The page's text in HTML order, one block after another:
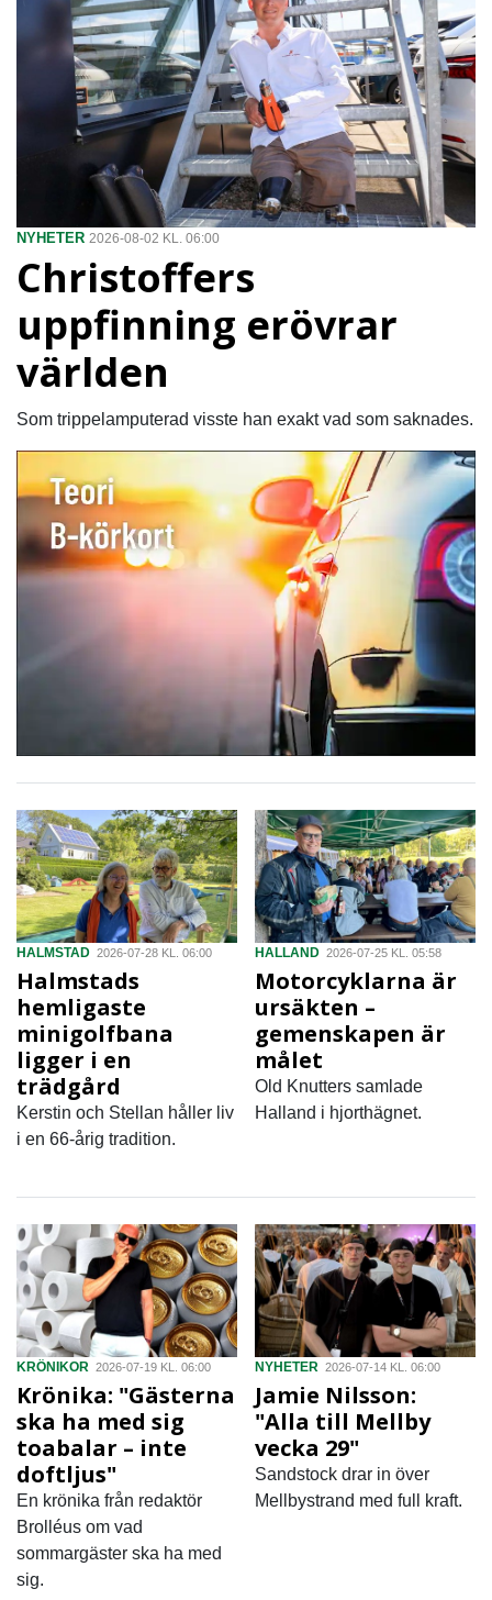
NYHETER 2026-08-02 KL. 06:00
Christoffers
uppfinning erövrar
världen
Som trippelamputerad visste han exakt vad som saknades.
HALMSTAD 2026-07-28 KL. 06:00
Halmstads
hemligaste
minigolfbana
ligger i en
trädgård
Kerstin och Stellan håller liv
i en 66-årig tradition.
HALLAND 2026-07-25 KL. 05:58
Motorcyklarna är
ursäkten –
gemenskapen är
målet
Old Knutters samlade
Halland i hjorthägnet.
KRÖNIKOR 2026-07-19 KL. 06:00
Krönika: "Gästerna
ska ha med sig
toabalar – inte
doftljus"
En krönika från redaktör
Brolléus om vad
sommargäster ska ha med
sig.
NYHETER 2026-07-14 KL. 06:00
Jamie Nilsson:
"Alla till Mellby
vecka 29"
Sandstock drar in över
Mellbystrand med full kraft.